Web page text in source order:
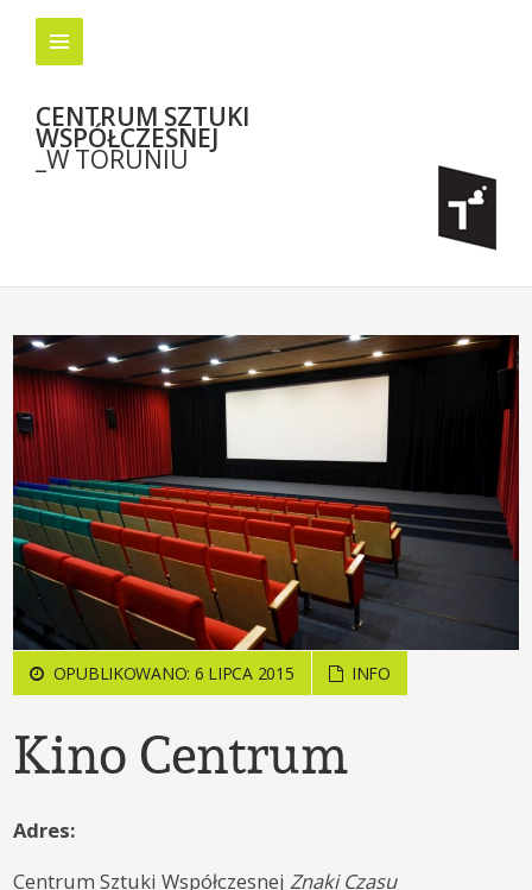
CENTRUM SZTUKI
WSPÓŁCZESNEJ
_W TORUNIU
OPUBLIKOWANO: 6 LIPCA 2015 INFO
Kino Centrum
Adres:
Centrum Sztuki WspółczesnejZnaki Czasu